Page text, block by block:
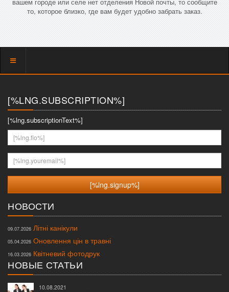
то, которое близко, где вам будет удобно забрать заказ.
Показать
[%LNG.SUBSCRIPTION%]
[%lng.subscriptionText%]
[%lng.fio%]
[%lng.youremail%]
НОВОСТИ
09.07.2026 Літні канікули
05.04.2026 Оновлення цін в травні
16.03.2026 Квітневий фотодрук
НОВЫЕ СТАТЬИ
10.08.2021